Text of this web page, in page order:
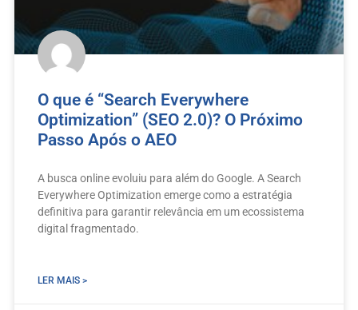
O que é “Search Everywhere
Optimization” (SEO 2.0)? O Próximo
Passo Após o AEO
A busca online evoluiu para além do Google. A Search
Everywhere Optimization emerge como a estratégia
definitiva para garantir relevância em um ecossistema
digital fragmentado.
LER MAIS >